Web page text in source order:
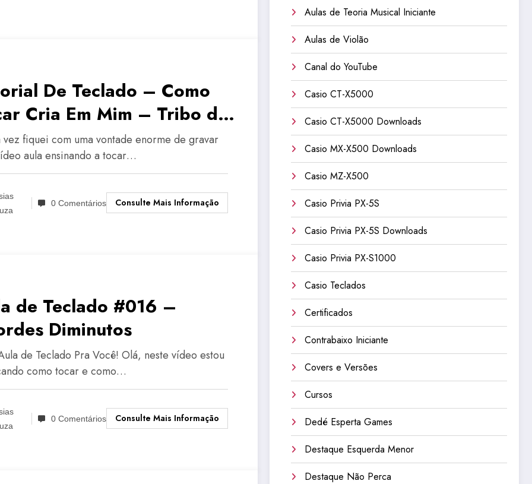
De Teclado – Como
Cria Em Mim – Tribo de
vez fiquei com uma vontade enorme de gravar
aula ensinando a tocar…
0 Comentários Consulte Mais Informação
de Teclado #016 –
Diminutos
de Teclado Pra Você! Olá, neste vídeo estou
como tocar e como…
0 Comentários Consulte Mais Informação
Aulas de Teoria Musical Iniciante
Aulas de Violão
Canal do YouTube
Casio CT-X5000
Casio CT-X5000 Downloads
Casio MX-X500 Downloads
Casio MZ-X500
Casio Privia PX-5S
Casio Privia PX-5S Downloads
Casio Privia PX-S1000
Casio Teclados
Certificados
Contrabaixo Iniciante
Covers e Versões
Cursos
Dedé Esperta Games
Destaque Esquerda Menor
Destaque Não Perca